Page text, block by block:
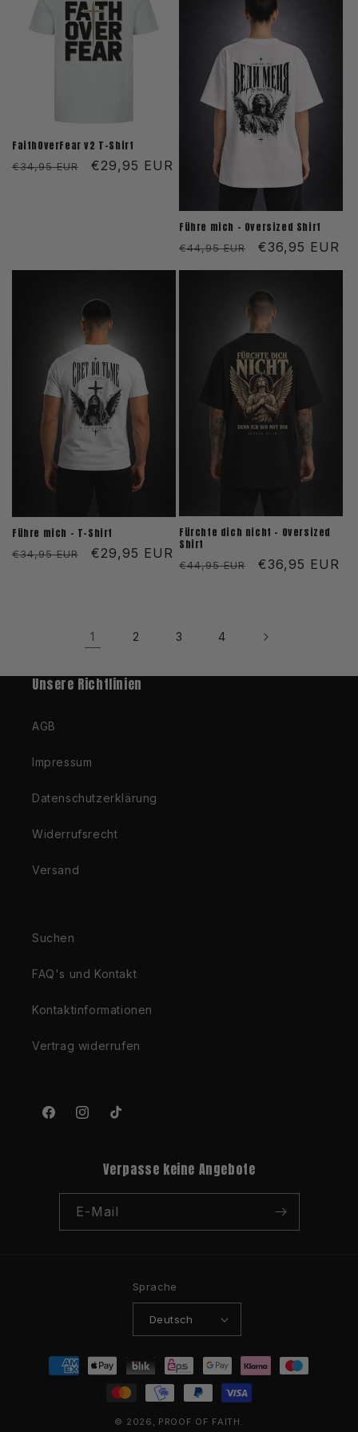
FaithOverFear v2 T-Shirt
Normaler
€34,95 EUR Verkaufspreis
€29,95 EUR
Führe mich - Oversized Shirt
Normaler
Preis
€44,95 EUR Verkaufspreis
€36,95 EUR
Führe mich - T-Shirt
Normaler
€34,95 EUR Verkaufspreis
€29,95 EUR
Fürchte dich nicht - Oversized
Shirt
Normaler
€44,95 EUR Verkaufspreis
€36,95 EUR
1 2 3 4
Unsere Richtlinien
AGB
Impressum
Datenschutzerklärung
Widerrufsrecht
Versand
Suchen
FAQ's und Kontakt
Kontaktinformationen
Vertrag widerrufen
FacebookInstagramTikTok
Verpasse keine Angebote
E-Mail
Sprache
Deutsch
Zahlungsmethoden
© 2026, PROOF OF FAITH.